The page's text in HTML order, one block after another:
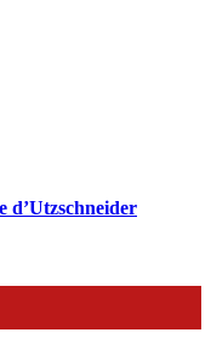
d’Utzschneider